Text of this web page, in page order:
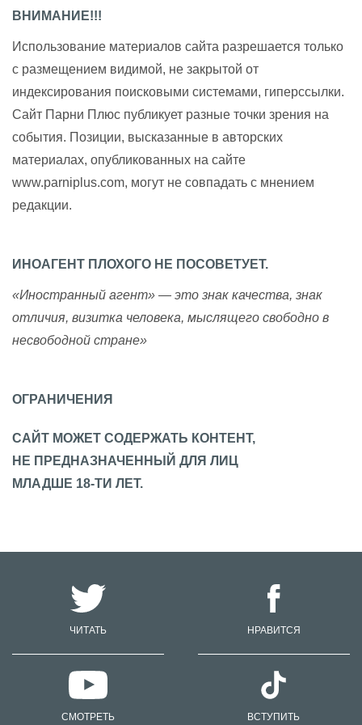
ВНИМАНИЕ!!!
Использование материалов сайта разрешается только
с размещением видимой, не закрытой от
индексирования поисковыми системами, гиперссылки.
Сайт Парни Плюс публикует разные точки зрения на
события. Позиции, высказанные в авторских
материалах, опубликованных на сайте
www.parniplus.com, могут не совпадать с мнением
редакции.
ИНОАГЕНТ ПЛОХОГО НЕ ПОСОВЕТУЕТ.
«Иностранный агент» — это знак качества, знак
отличия, визитка человека, мыслящего свободно в
несвободной стране»
ОГРАНИЧЕНИЯ
САЙТ МОЖЕТ СОДЕРЖАТЬ КОНТЕНТ,
НЕ ПРЕДНАЗНАЧЕННЫЙ ДЛЯ ЛИЦ
МЛАДШЕ 18-ТИ ЛЕТ.
ЧИТАТЬ НРАВИТСЯ
СМОТРЕТЬ ВСТУПИТЬ